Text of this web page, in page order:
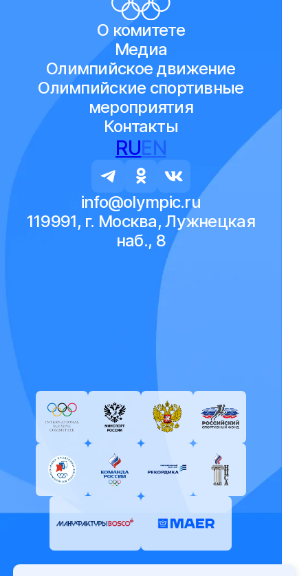
О комитете
Медиа
Олимпийское движение
Олимпийские спортивные
мероприятия
Контакты
RUEN
info@olympic.ru
119991, г. Москва, Лужнецкая
наб., 8